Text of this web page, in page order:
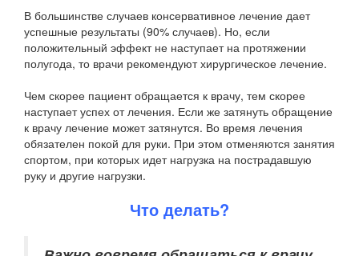
В большинстве случаев консервативное лечение дает
успешные результаты (90% случаев). Но, если
положительный эффект не наступает на протяжении
полугода, то врачи рекомендуют хирургическое лечение.
Чем скорее пациент обращается к врачу, тем скорее
наступает успех от лечения. Если же затянуть обращение
к врачу лечение может затянутся. Во время лечения
обязателен покой для руки. При этом отменяются занятия
спортом, при которых идет нагрузка на пострадавшую
руку и другие нагрузки.
Что делать?